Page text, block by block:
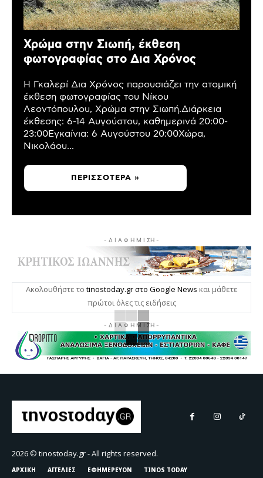
Χρώμα στην Σιωπή, έκθεση
φωτογραφίας στο Δια Χρόνος
Η Γκαλερί Δια Χρόνος παρουσιάζει την ατομική
έκθεση φωτογραφίας του Νίκου
Λεοντόπουλου, Χρώμα στην Σιωπή.Διάρκεια
έκθεσης: 6-14 Αυγούστου, καθημερινά 20:00-
23:00Εγκαίνια: 6 Αυγούστου 20:00Χώρα,
Νικολάου...
ΠΕΡΙΣΣΌΤΕΡΑ »
- Δ Ι Α Φ Η Μ Ι ΣΗ -
Ακολουθήστε το tinostoday.gr στο Google News και μάθετε
πρώτοι όλες τις ειδήσεις
- Δ Ι Α Φ Η Μ Ι ΣΗ -
2026 © tinostoday.gr - All rights reserved.
ΑΡΧΙΚΗ ΑΓΓΕΛΙΕΣ ΕΦΗΜΕΡΕΥΟΝ TINOS TODAY